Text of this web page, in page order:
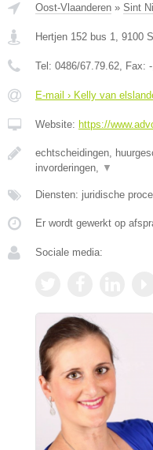
Oost-Vlaanderen » Sint
Hertjen 152 bus 1 9100
Tel: 0486/67.79.62 , Fax: -
E-mail › Kelly van
Website: https://
echtscheidingen,
invorderingen,
▼
Diensten: juridische
Er wordt gewerkt op
Sociale media: